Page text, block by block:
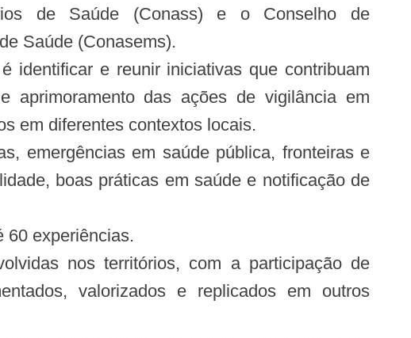
de Saúde (Conass) e o Conselho de
Saúde (Conasems).
identificar e reunir iniciativas que contribuam
aprimoramento das ações de vigilância em
em diferentes contextos locais.
emergências em saúde pública, fronteiras e
boas práticas em saúde e notificação de
60 experiências.
nos territórios, com a participação de
valorizados e replicados em outros